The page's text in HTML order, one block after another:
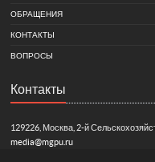
ОБРАЩЕНИЯ
КОНТАКТЫ
ВОПРОСЫ
Контакты
129226, Москва, 2-й
media@mgpu.ru